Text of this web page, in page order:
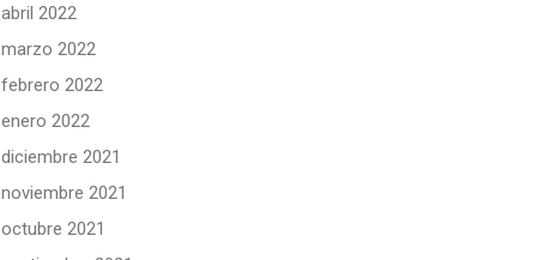
abril 2022
marzo 2022
febrero 2022
enero 2022
diciembre 2021
noviembre 2021
octubre 2021